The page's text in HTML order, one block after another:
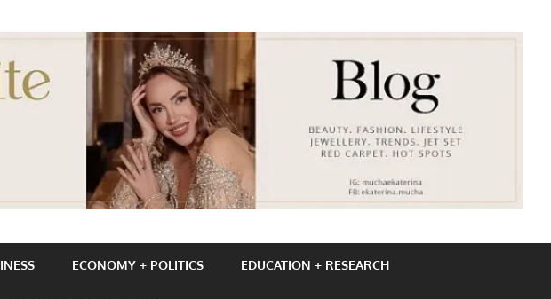
ECONOMY + POLITICS EDUCATION + RESEARCH